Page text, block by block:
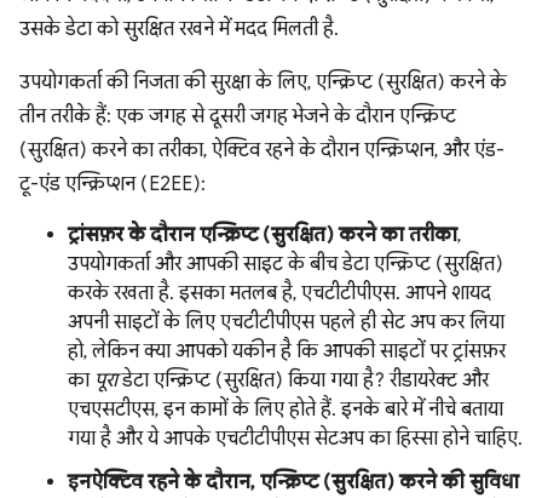
उसके डेटा को सुरक्षित रखने में मदद मिलती है.
उपयोगकर्ता की निजता की सुरक्षा के लिए, एन्क्रिप्ट (सुरक्षित) करने के
तीन तरीके हैं: एक जगह से दूसरी जगह भेजने के दौरान एन्क्रिप्ट
(सुरक्षित) करने का तरीका, ऐक्टिव रहने के दौरान एन्क्रिप्शन, और एंड-
टू-एंड एन्क्रिप्शन (E2EE):
ट्रांसफ़र के दौरान एन्क्रिप्ट (सुरक्षित) करने का तरीका,
उपयोगकर्ता और आपकी साइट के बीच डेटा एन्क्रिप्ट (सुरक्षित)
करके रखता है. इसका मतलब है, एचटीटीपीएस. आपने शायद
अपनी साइटों के लिए एचटीटीपीएस पहले ही सेट अप कर लिया
हो, लेकिन क्या आपको यकीन है कि आपकी साइटों पर ट्रांसफ़र
का पूराडेटा एन्क्रिप्ट (सुरक्षित) किया गया है? रीडायरेक्ट और
एचएसटीएस, इन कामों के लिए होते हैं. इनके बारे में नीचे बताया
गया है और ये आपके एचटीटीपीएस सेटअप का हिस्सा होने चाहिए.
इनऐक्टिव रहने के दौरान, एन्क्रिप्ट (सुरक्षित) करने की सुविधा